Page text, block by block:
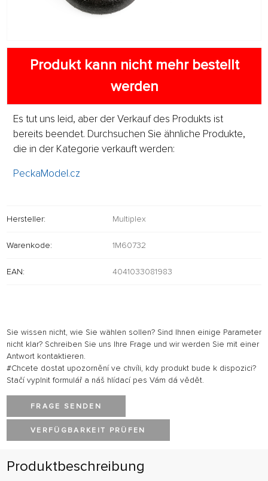
Produkt kann nicht mehr bestellt
werden
Es tut uns leid, aber der Verkauf des Produkts ist
bereits beendet. Durchsuchen Sie ähnliche Produkte,
die in der Kategorie verkauft werden:
PeckaModel.cz
Hersteller: Multiplex
Warenkode: 1M60732
EAN: 4041033081983
Sie wissen nicht, wie Sie wählen sollen? Sind Ihnen einige Parameter
nicht klar? Schreiben Sie uns Ihre Frage und wir werden Sie mit einer
Antwort kontaktieren.
#Chcete dostat upozornění ve chvíli, kdy produkt bude k dispozici?
Stačí vyplnit formulář a náš hlídací pes Vám dá vědět.
FRAGE SENDEN
VERFÜGBARKEIT PRÜFEN
Produktbeschreibung